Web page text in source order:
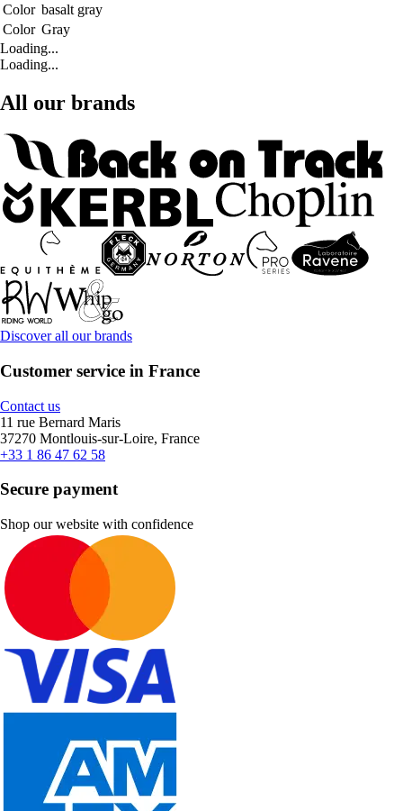
Color basalt gray
Color Gray
Loading...
Loading...
All our brands
Discover all our brands
Customer service in France
Contact us
11 rue Bernard Maris
37270 Montlouis-sur-Loire, France
+33 1 86 47 62 58
Secure payment
Shop our website with confidence